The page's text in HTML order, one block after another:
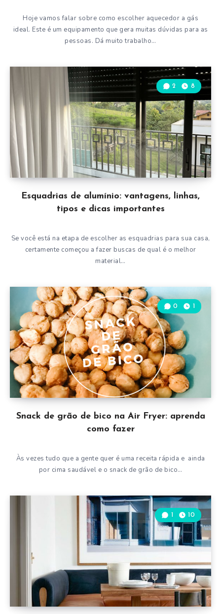
Hoje vamos falar sobre como escolher aquecedor a gás
ideal. Este é um equipamento que gera muitas dúvidas para as
pessoas. Dá muito trabalho…
Esquadrias de alumínio: vantagens, linhas,
tipos e dicas importantes
2 8
Se você está na etapa de escolher as esquadrias para sua casa,
certamente começou a fazer buscas de qual é o melhor
material…
Snack de grão de bico na Air Fryer: aprenda
como fazer
0 1
Às vezes tudo que a gente quer é uma receita rápida e ainda
por cima saudável e o snack de grão de bico…
1 10